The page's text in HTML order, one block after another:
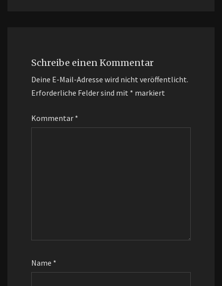
Schreibe einen Kommentar
Deine E-Mail-Adresse wird nicht veröffentlicht.
Erforderliche Felder sind mit * markiert
Kommentar *
Name *